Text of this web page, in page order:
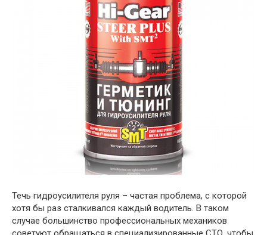
Течь гидроусилителя руля – частая проблема, с которой
хотя бы раз сталкивался каждый водитель. В таком
случае большинство профессиональных механиков